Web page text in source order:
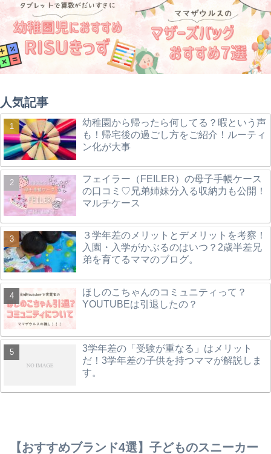
人気記事
幼稚園から帰ったら何してる？暇という声
も！帰宅後の過ごし方をご紹介！ルーティ
ン化が大事
フェイラー（FEILER）の母子手帳ケース
の口コミ♡兄弟姉妹分入る収納力も公開！
マルチケース
３学年差のメリットとデメリットを考察！
入園・入学がかぶるのはいつ？2歳半差兄
弟を育てるママのブログ。
ほしのこちゃんのコミュニティって？
YOUTUBEは引退したの？
3学年差の「受験が重なる」はメリット
だ！3学年差の子供を持つママが解説しま
す。
【おすすめブランド4選】子どものスニーカー